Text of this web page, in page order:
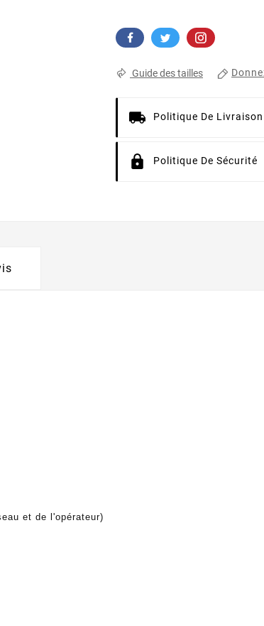
Guide des tailles
Politique De Livraison
Politique De Sécurité
et de l'opérateur)